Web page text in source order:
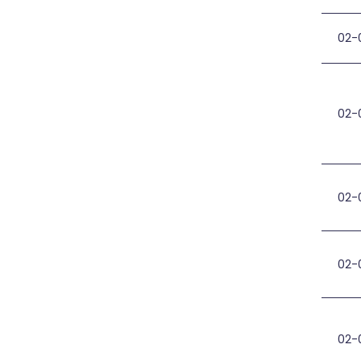
02-
02-
02-
02-
02-